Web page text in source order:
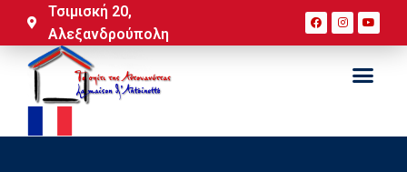
Τσιμισκή 20,
Αλεξανδρούπολη